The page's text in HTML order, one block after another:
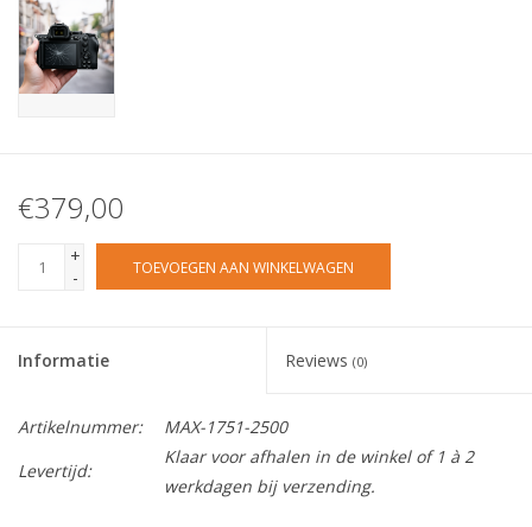
€379,00
+
-
TOEVOEGEN AAN WINKELWAGEN
Informatie Reviews (0)
Artikelnummer:
MAX-1751-2500
Levertijd:
Klaar voor afhalen in de winkel of 1 à 2
werkdagen bij verzending.